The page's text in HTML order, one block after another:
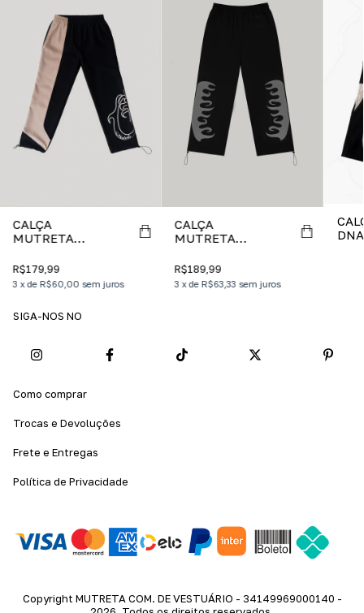
CALÇA
MUTRETA
R$179,99
3 xde R$60,00 sem juros
CALÇA
MUTRETA
R$189,99
3 xdeR$63,33 sem juros
DNA
SIGA-NOS NO
Como comprar
Trocas e Devoluções
Frete e Entregas
Política de Privacidade
Copyright MUTRETA COM. DE VESTUÁRIO - 34149969000140 -